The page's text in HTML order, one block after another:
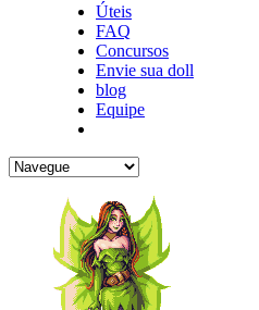
Úteis
FAQ
Concursos
Envie sua doll
blog
Equipe